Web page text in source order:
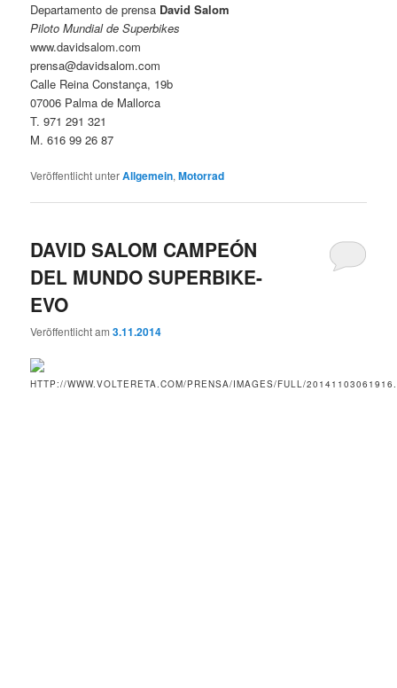
Departamento de prensa David Salom
Piloto Mundial de Superbikes
www.davidsalom.com
prensa@davidsalom.com
Calle Reina Constança, 19b
07006 Palma de Mallorca
T. 971 291 321
M. 616 99 26 87
Veröffentlicht unterAllgemein,Motorrad
DAVID SALOM CAMPEÓN
DEL MUNDO SUPERBIKE-
EVO
Veröffentlicht am3.11.2014